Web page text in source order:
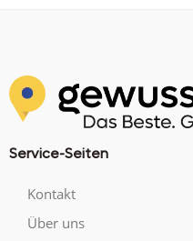
Service-Seiten
Kontakt
Über uns